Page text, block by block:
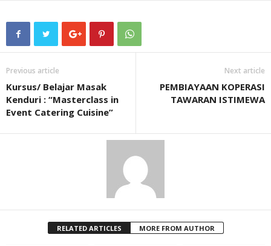
Previous article
Kursus/ Belajar Masak
Kenduri : “Masterclass in
Event Catering Cuisine”
Next article
PEMBIAYAAN KOPERASI
TAWARAN ISTIMEWA
RELATED ARTICLES MORE FROM AUTHOR